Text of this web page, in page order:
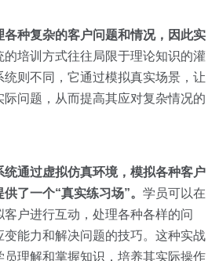
种复杂的客户问题和情况，因此实
的培训方式往往局限于理论知识的灌
则不同，它通过模拟真实场景，让
问题，从而提高其应对复杂情况的
通过虚拟仿真环境，模拟各种客户
了一个“真实练习场”。 学员可以在
户进行互动，处理各种各样的问
变能力和解决问题的技巧。这种实战
理解和掌握知识，培养其实际操作